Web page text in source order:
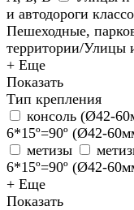
и автодороги
Пешеходные,
территории/Улицы
+ Еще
Показать
Тип крепления
консоль (Ø42-
6*15º=90º (Ø42-
метизы
6*15º=90º (Ø42-
+ Еще
Показать